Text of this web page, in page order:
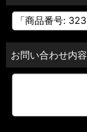
お問い合わせ内容